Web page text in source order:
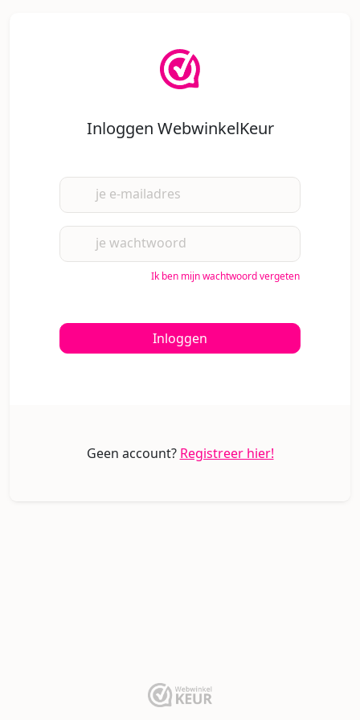
Inloggen WebwinkelKeur
je e-mailadres
je wachtwoord
Ik ben mijn wachtwoord vergeten
Inloggen
Geen account? Registreer hier!